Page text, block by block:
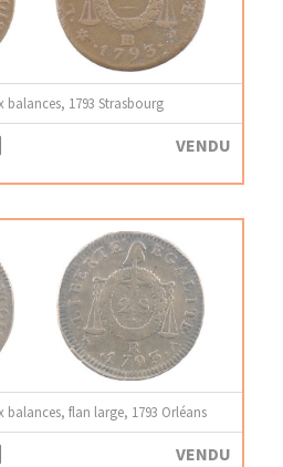
1793 Strasbourg
VENDU
flan large, 1793 Orléans
VENDU